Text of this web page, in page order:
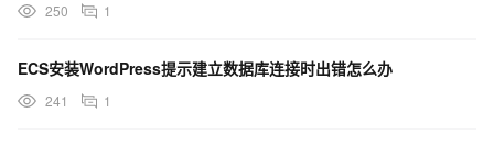
250 1
ECS安装WordPress提示建立数据库连接时出错怎么办
241 1